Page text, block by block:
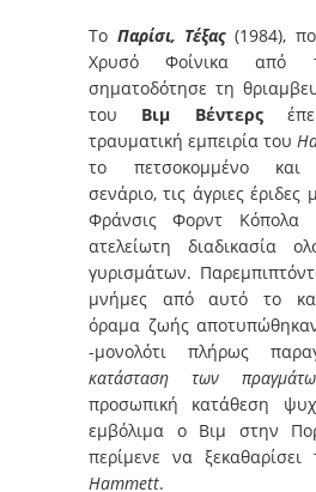
Το Παρίσι, Τέξας(1984),
Χρυσό Φοίνικα από
σηματοδότησε τη
του Βιμ Βέντερς
τραυματική εμπειρία του
το πετσοκομμένο και
σενάριο, τις άγριες
Φράνσις Φορντ Κόπολα
ατελείωτη διαδικασία
γυρισμάτων.
μνήμες από αυτό το
όραμα ζωής αποτυπώθηκαν
-μονολότι πλήρως
κατάσταση των
προσωπική κατάθεση
εμβόλιμα ο Βιμ στην
περίμενε να
Hammett.